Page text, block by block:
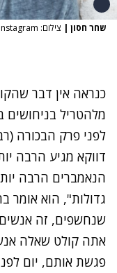
שחר חסון | צילום: instagram, פרטי
כנראה אין דבר
מלהטריל
דווקא מגיע הרבה
הנאמברים הרבה
שנחשפים, זה אנשים
אתה קולט שאלה
פגשת אותם, יום